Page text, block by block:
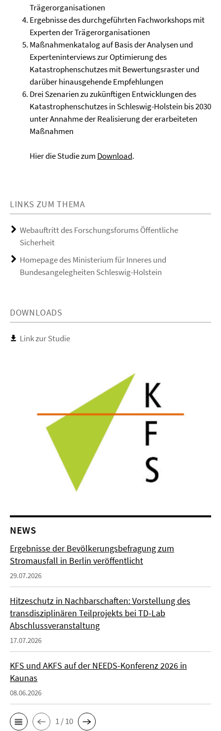
Trägerorganisationen
Ergebnisse des durchgeführten Fachworkshops mit
Experten der Trägerorganisationen
Maßnahmenkatalog auf Basis der Analysen und
Experteninterviews zur Optimierung des
Katastrophenschutzes mit Bewertungsraster und
darüber hinaus­gehen­de Empfehlungen
Drei Szenarien zu zukünftigen Entwicklungen des
Katastrophenschutzes in Schleswig-Holstein bis 2030
unter Annahme der Realisierung der erarbeiteten
Maßnahmen
Hier die Studie zum Download.
LINKS ZUM THEMA
Webauftritt des Forschungsforums Öffentliche
Sicherheit
Homepage des Ministerium für Inneres und
Bundesangelegheiten Schleswig-Holstein
DOWNLOADS
Link zur Studie
NEWS
Ergebnisse der Bevölkerungsbefragung zum
Stromausfall in Berlin veröffentlicht
29.07.2026
Hitzeschutz in Nachbarschaften: Vorstellung des
transdisziplinären Teilprojekts bei TD-Lab
Abschlussveranstaltung
17.07.2026
KFS und AKFS auf der NEEDS-Konferenz 2026 in
Kaunas
08.06.2026
1 / 10